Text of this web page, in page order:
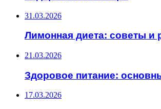
31.03.2026
Лимонная диета: советы и
21.03.2026
Здоровое питание:
17.03.2026